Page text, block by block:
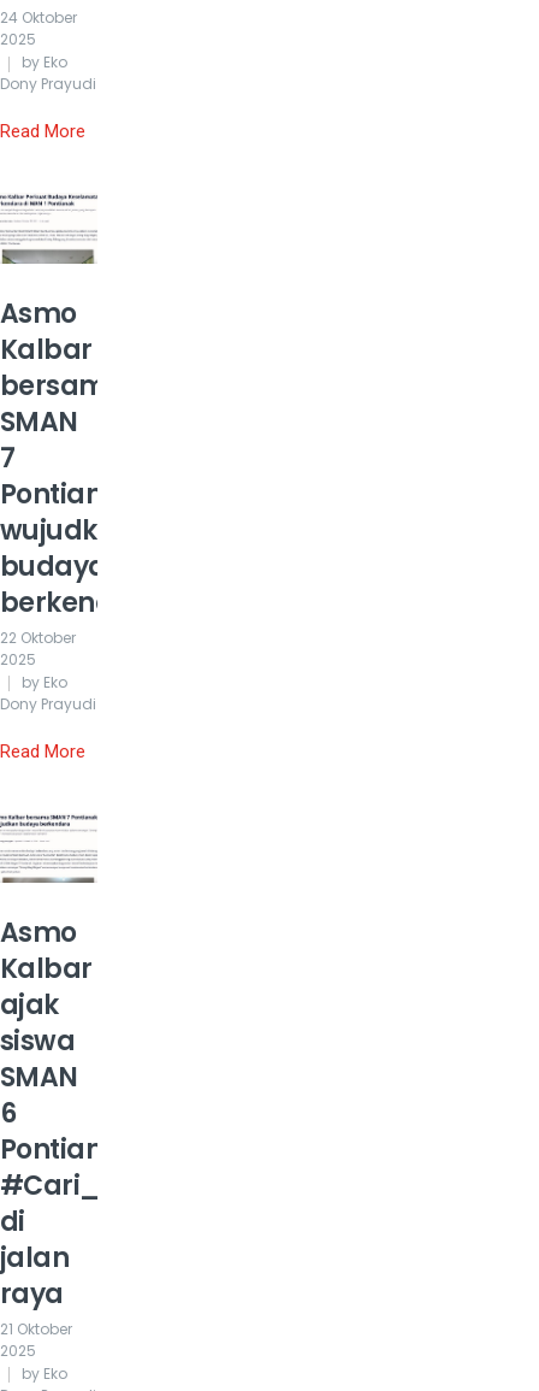
24 Oktober
2025
by Eko
Dony Prayudi
Read More
Asmo
Kalbar
bersama
SMAN
7
Pontianak
wujudkan
budaya
berkendara
22 Oktober
2025
by Eko
Dony Prayudi
Read More
Asmo
Kalbar
ajak
siswa
SMAN
6
Pontianak
#Cari_aman
di
jalan
raya
21 Oktober
2025
by Eko